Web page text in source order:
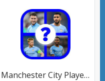
Manchester City Player's Quiz